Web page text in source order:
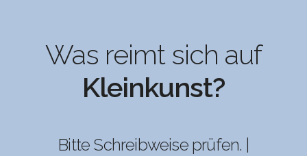
Was reimt sich auf
Kleinkunst?
Bitte Schreibweise prüfen. |